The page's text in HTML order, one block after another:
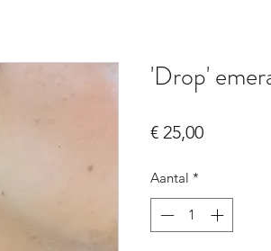
'Drop'
€ 25,00Prijs
Aantal *